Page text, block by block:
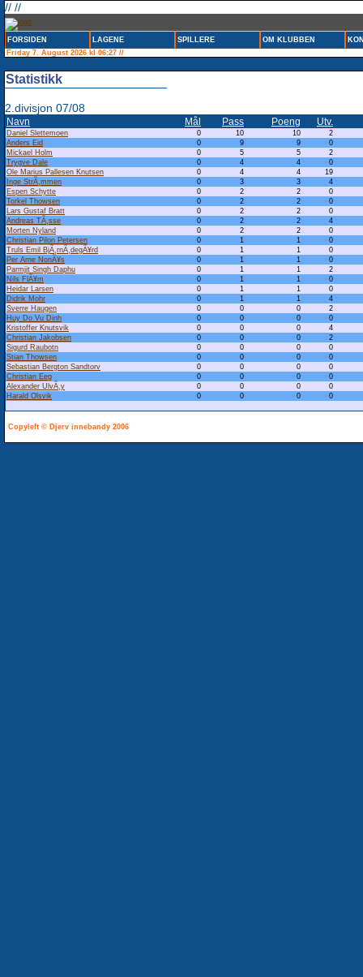
// //
FORSIDEN LAGENE SPILLERE OM KLUBBEN
Friday 7. August 2026 kl 06:27 //
Statistikk
2.divisjon 07/08
Navn Mål Pass Poeng Utv.
Daniel Slettemoen 0 10 10
2
Anders Eid
0 9 9
0
Mickael Holm
0 5 5
2
Trygve Dale
0 4 4
0
Ole Marius Pallesen Knutsen
0 4 4
19
Inge StrÃ¸mmen
0 3 3
4
Espen Schytte
0 2 2
0
Torkel Thowsen
0 2 2
0
Lars Gustaf Bratt
0 2 2
0
Andreas TÃ¸sse
0 2 2
4
Morten Nyland
0 2 2
0
Christian Pilon Petersen
0 1 1
0
Truls Emil BjÃ¸rnÃ¸degÃ¥rd
0 1 1
0
Per Arne NonÃ¥s
0 1 1
0
Parmjit Singh Daphu
0 1 1
2
Nils FlÃ¥m
0 1 1
0
Heidar Larsen
0 1 1
0
Didrik Mohr
0 1 1
4
Sverre Haugen
0 0 0
2
Huy Do Vu Dinh
0 0 0
0
Kristoffer Knutsvik
0 0 0
4
Christian Jakobsen
0 0 0
2
Sigurd Raubotn
0 0 0
0
Stian Thowsen
0 0 0
0
Sebastian Bergton Sandtorv
0 0 0
0
Christian Eeg
0 0 0
0
Alexander UlvÃ¸y
0 0 0
0
Harald Olsvik
0 0 0 0
Copyleft © Djerv innebandy 2006